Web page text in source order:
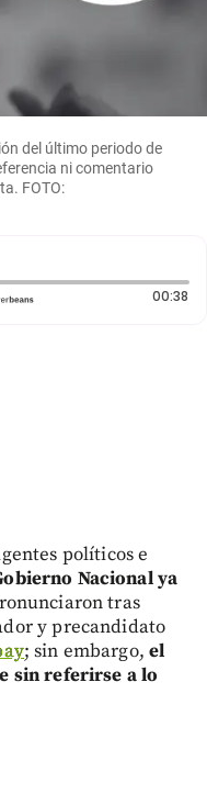
del último periodo de
ni comentario
FOTO:
segundos 00:38
políticos e
Nacionalya
tras
y precandidato
; sin embargo, el
sin referirse a lo